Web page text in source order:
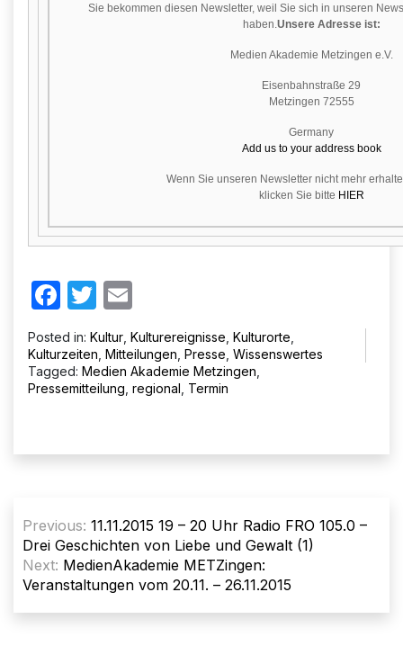
Sie bekommen diesen Newsletter, weil Sie sich in unseren
haben. Unsere Adresse ist:
Medien Akademie Metzingen e.V.
Eisenbahnstraße 29
Metzingen 72555
Germany
Add us to your address book
Wenn Sie unseren Newsletter nicht mehr
klicken Sie bitte HIER
Facebook
Twitter
Posted in: Kultur Kulturereignisse Kulturorte
Kulturzeiten Mitteilungen Presse Wissenswertes
Tagged: Medien Akademie Metzingen
Pressemitteilung regional Termin
Previous: 11.11.2015 19 – 20 Uhr Radio FRO 105.0 –
Drei Geschichten von Liebe und Gewalt (1)
Next: MedienAkademie METZingen:
Veranstaltungen vom 20.11. – 26.11.2015